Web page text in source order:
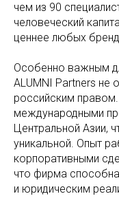
чем из 90
человеческий
ценнее любых
Особенно важным
ALUMNI Partners не
российским
международными
Центральной Азии,
уникальной. Опыт
корпоративными
что фирма
и юридическим